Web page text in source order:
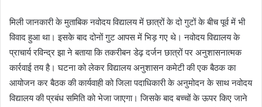
मिली जानकारी के मुताबिक नवोदय विद्यालय में छात्रों के दो गुटों के बीच पूर्व में भी
विवाद हुआ था। इसके बाद दोनों गुट आपस में भिड़ गए थे। नवोदय विद्यालय के
प्राचार्य रविन्द्र झा ने बताया कि तकरीबन डेढ़ दर्जन छात्रों पर अनुशासनात्मक
कार्रवाई तय है। घटना को लेकर विद्यालय अनुशासन कमेटी की एक बैठक का
आयोजन कर बैठक की कार्यवाही को जिला पदाधिकारी के अनुमोदन के साथ नवोदय
विद्यालय की प्रबंध समिति को भेजा जाएगा। जिसके बाद बच्चों के ऊपर किए जाने